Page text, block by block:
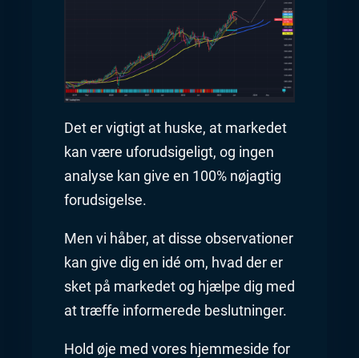
Det er vigtigt at huske, at markedet
kan være uforudsigeligt, og ingen
analyse kan give en 100% nøjagtig
forudsigelse.
Men vi håber, at disse observationer
kan give dig en idé om, hvad der er
sket på markedet og hjælpe dig med
at træffe informerede beslutninger.
Hold øje med vores hjemmeside for